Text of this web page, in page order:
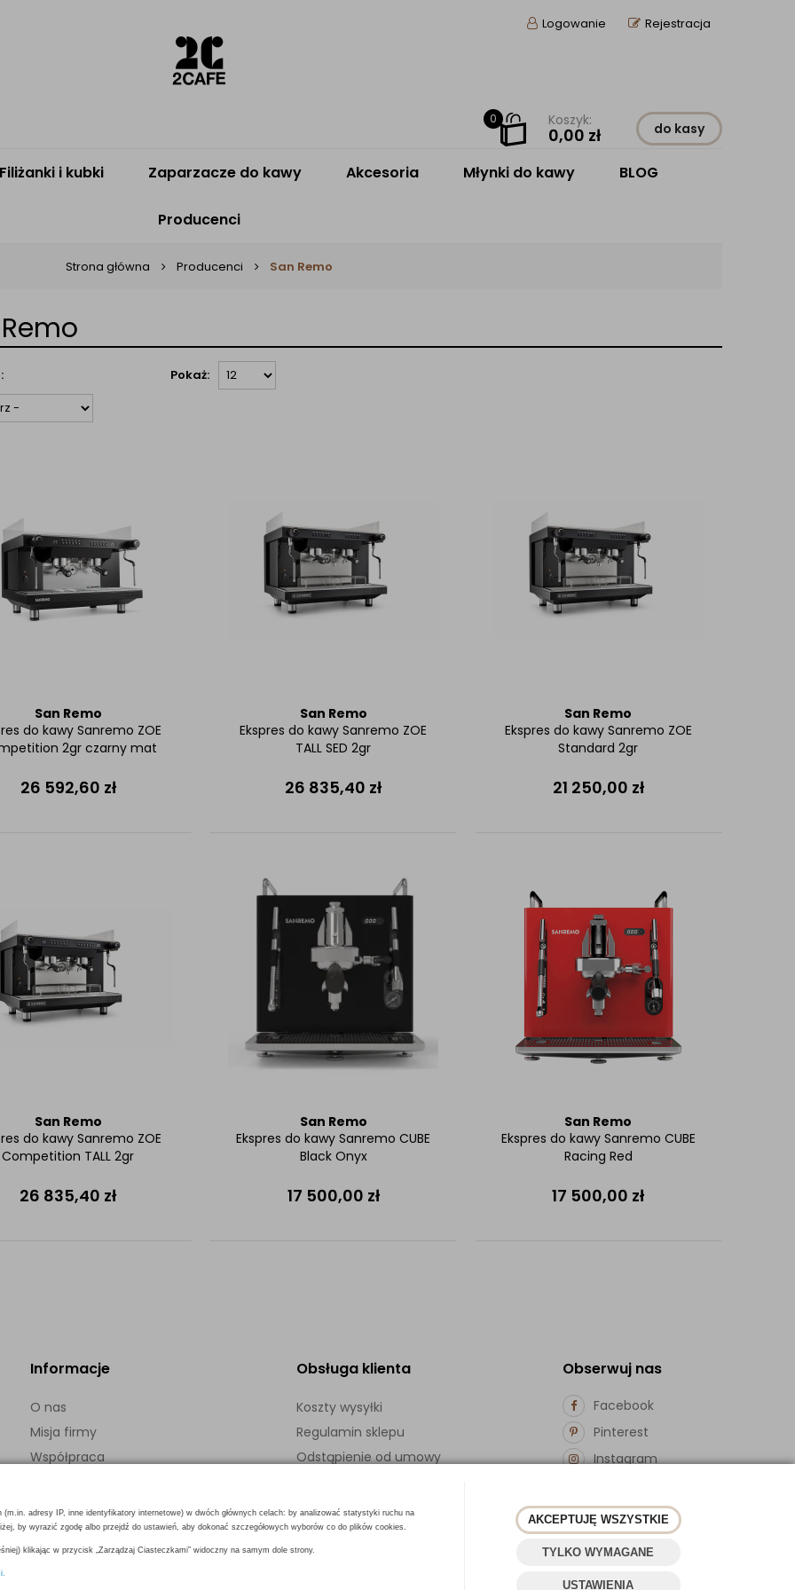
adresy IP, inne identyfikatory internetowe) w dwóch głównych celach: by analizować statystyki ruchu na
by wyrazić zgodę albo przejdź do ustawień, aby dokonać szczegółowych wyborów co do plików cookies.
klikając w przycisk „Zarządzaj Ciasteczkami” widoczny na samym dole strony.
AKCEPTUJĘ WSZYSTKIE
TYLKO WYMAGANE
USTAWIENIA
Logowanie Rejestracja
0 Koszyk:
0,00 zł do kasy
Filiżanki i kubki Zaparzacze do kawy Akcesoria Młynki do kawy BLOG
Producenci
Strona główna Producenci San Remo
Pokaż:
San Remo
do kawy Sanremo ZOE
2gr czarny mat
26 592,60 zł
San Remo
Ekspres do kawy Sanremo ZOE
TALL SED 2gr
26 835,40 zł
San Remo
Ekspres do kawy Sanremo ZOE
Standard 2gr
21 250,00 zł
San Remo
do kawy Sanremo ZOE
Competition TALL 2gr
26 835,40 zł
San Remo
Ekspres do kawy Sanremo CUBE
Black Onyx
17 500,00 zł
San Remo
Ekspres do kawy Sanremo CUBE
Racing Red
17 500,00 zł
Obserwuj nas
Facebook
Pinterest
Instagram
Informacje
O nas
Misja firmy
Współpraca
Obsługa klienta
Koszty wysyłki
Regulamin sklepu
Odstąpienie od umowy